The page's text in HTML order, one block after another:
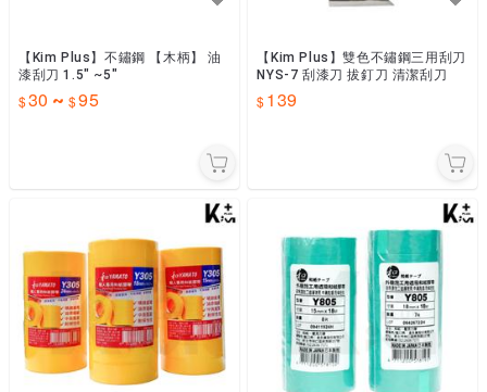
【Kim Plus】不鏽鋼 【木柄】 油
漆刮刀 1.5" ~5"
30 ~ 95
【Kim Plus】雙色不鏽鋼三用刮刀
NYS-7 刮漆刀 拔釘刀 清潔刮刀
139